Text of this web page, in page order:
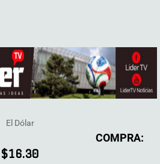
El Dólar
COMPRA:
$16.30